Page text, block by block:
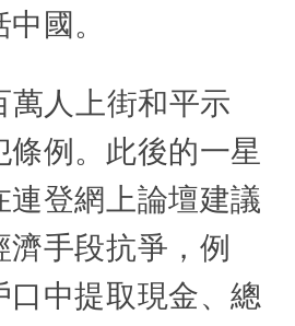
國。
萬人上街和平示
條例。此後的一星
連登網上論壇建議
濟手段抗爭，例
口中提取現金、總